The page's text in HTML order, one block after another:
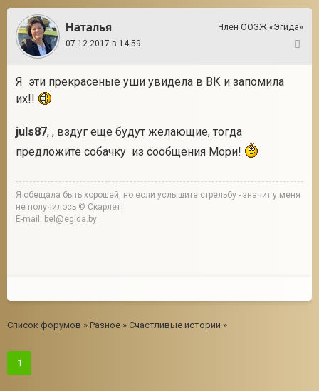
Наталья
Член ООЗЖ «Эгида»
07.12.2017 в 14:59
Я эти прекрасеные уши увидела в ВК и запомила
их!!
juls87, , вздуг еще будут желающие, тогда
предложите собачку из сообщения Мори!
Я обещала быть хорошей, но если услышите стрельбу - значит у меня
не получилось © Скарлетт
E-mail: bel@egida.by
Список форумов » Разное » Счастливые истории »
1